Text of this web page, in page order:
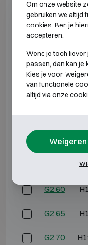
G2 3
G2 10
G2 20
G2 30
G2 40
G2 60
G2 65
G2 70
Om onze website
gebruiken we altijd
cookies. Ben je
accepteren.
Wens je toch liever
passen, dan kan je
Kies je voor
van functionele
altijd via onze
Weigeren